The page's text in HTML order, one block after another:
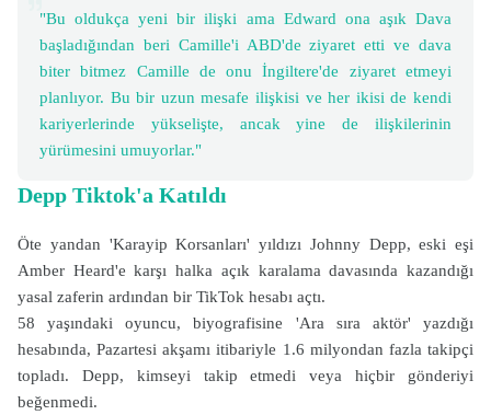
"Bu oldukça yeni bir ilişki ama Edward ona aşık Dava
başladığından beri Camille'i ABD'de ziyaret etti ve dava
biter bitmez Camille de onu İngiltere'de ziyaret etmeyi
planlıyor. Bu bir uzun mesafe ilişkisi ve her ikisi de kendi
kariyerlerinde yükselişte, ancak yine de ilişkilerinin
yürümesini umuyorlar."
Depp Tiktok'a Katıldı
Öte yandan 'Karayip Korsanları' yıldızı Johnny Depp, eski eşi
Amber Heard'e karşı halka açık karalama davasında kazandığı
yasal zaferin ardından bir TikTok hesabı açtı.
58 yaşındaki oyuncu, biyografisine 'Ara sıra aktör' yazdığı
hesabında, Pazartesi akşamı itibariyle 1.6 milyondan fazla takipçi
topladı. Depp, kimseyi takip etmedi veya hiçbir gönderiyi
beğenmedi.